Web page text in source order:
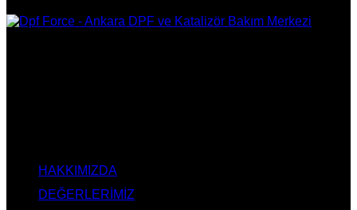
HAKKIMIZDA
DEĞERLERİMİZ